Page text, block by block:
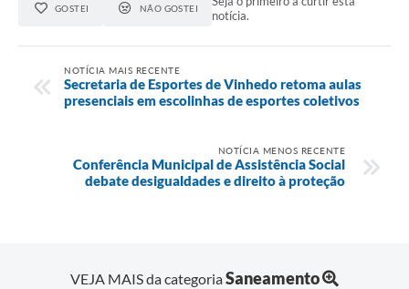
GOSTEI NÃO GOSTEI
notícia.
NOTÍCIA MAIS RECENTE
Secretaria de Esportes de Vinhedo retoma aulas
presenciais em escolinhas de esportes coletivos
NOTÍCIA MENOS RECENTE
Conferência Municipal de Assistência Social
debate desigualdades e direito à proteção
VEJA MAIS da categoriaSaneamento